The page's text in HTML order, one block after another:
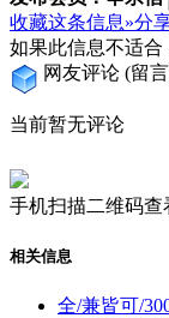
收藏这条信息»分
如果此信息不适
网友评论 (留
当前暂无评论
手机扫描二维码查
相关信息
全/兼皆可/